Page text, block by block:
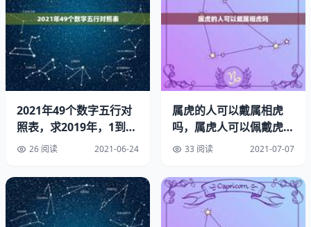
贺嫁包封签子用语：粉仪于归之敬出阁之敬；脂仪出闺之敬
宜室宜家
贺结婚包封签子用语：喜仪年好合世其昌鸾凤和鸣；扇仪新
婚之喜永结同心荣谐伉俪；婕仪枝谐连理鸾凤呈祥喝结婚酒
红包怎样署名。
怎么写。
给新娘的作揖包封签子用语：桂林一枝香车之敬微信红包封
2021年49个数字五行对
照表，求2019年，1到49
数字的五行数据分
26 阅读 2021-06-24
属虎的人可以戴属相虎
吗，属虎人可以佩戴虎
吗？33 阅读 2021-07-07